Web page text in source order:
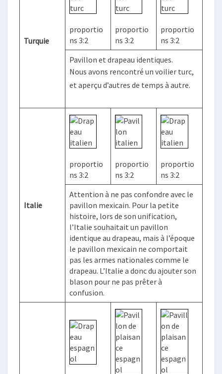
Turquie
proportio
ns 3:2
proportio
ns 3:2
proportio
ns 3:2
Pavillon et drapeau identiques.
Nous avons rencontré un voilier turc,
et aperçu d’autres de temps à autre.
Italie
proportio
ns 3:2
proportio
ns 3:2
proportio
ns 3:2
Attention à ne pas confondre avec le
pavillon mexicain. Pour la petite
histoire, lors de son unification,
l’Italie souhaitait un pavillon
identique au drapeau, mais à l’époque
le pavillon mexicain ne comportait
pas les armes nationales comme le
drapeau. L’Italie a donc du ajouter son
blason pour ne pas prêter à
confusion.